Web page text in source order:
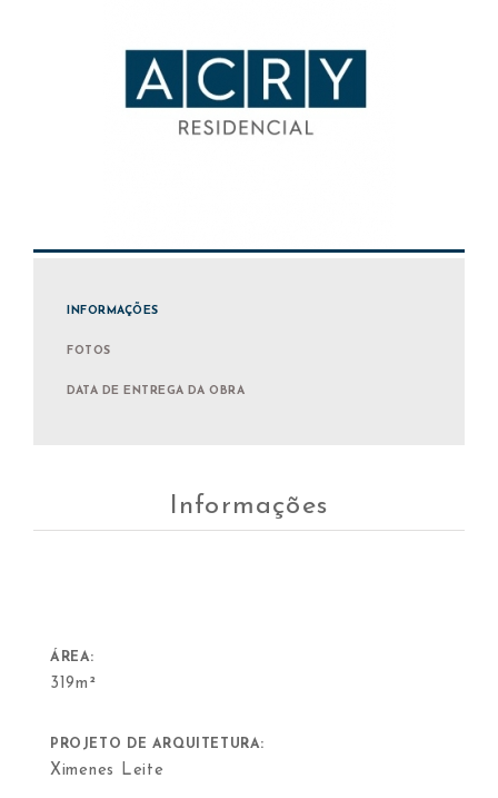
INFORMAÇÕES
FOTOS
DATA DE ENTREGA DA OBRA
Informações
ÁREA:
319m²
PROJETO DE ARQUITETURA:
Ximenes Leite